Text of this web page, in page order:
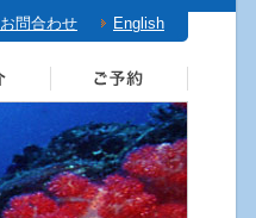
お問合わせ English